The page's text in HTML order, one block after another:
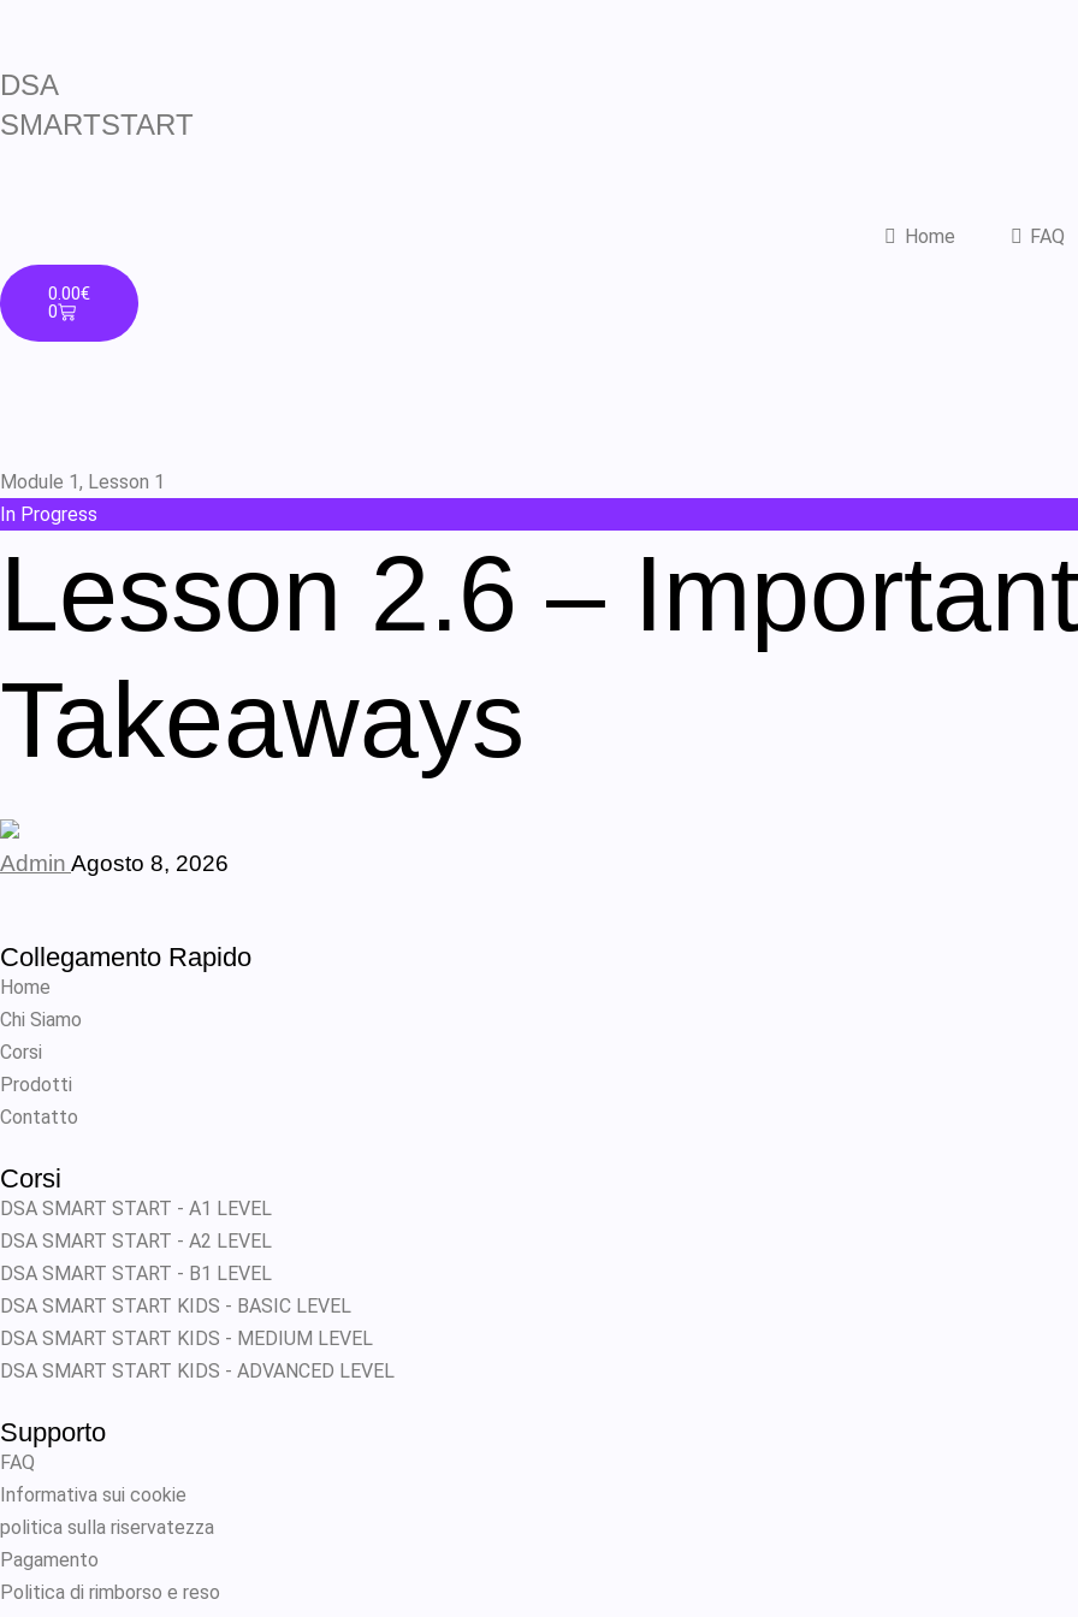
DSA
SMARTSTART
Home FAQ
0.00€
0
Module 1, Lesson 1
In Progress
Lesson 2.6 – Important
Takeaways
Admin Agosto 8, 2026
Collegamento Rapido
Home
Chi Siamo
Corsi
Prodotti
Contatto
Corsi
DSA SMART START - A1 LEVEL
DSA SMART START - A2 LEVEL
DSA SMART START - B1 LEVEL
DSA SMART START KIDS - BASIC LEVEL
DSA SMART START KIDS - MEDIUM LEVEL
DSA SMART START KIDS - ADVANCED LEVEL
Supporto
FAQ
Informativa sui cookie
politica sulla riservatezza
Pagamento
Politica di rimborso e reso